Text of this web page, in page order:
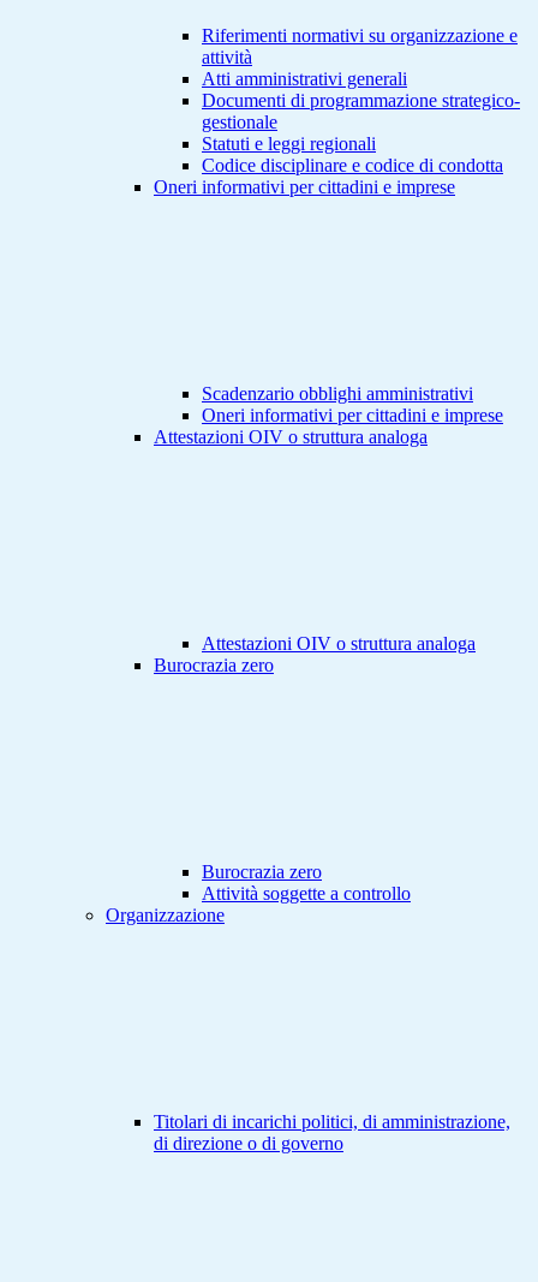
Riferimenti normativi su organizzazione e
attività
Atti amministrativi generali
Documenti di programmazione strategico-
gestionale
Statuti e leggi regionali
Codice disciplinare e codice di condotta
Oneri informativi per cittadini e imprese
Scadenzario obblighi amministrativi
Oneri informativi per cittadini e imprese
Attestazioni OIV o struttura analoga
Attestazioni OIV o struttura analoga
Burocrazia zero
Burocrazia zero
Attività soggette a controllo
Organizzazione
Titolari di incarichi politici, di amministrazione,
di direzione o di governo